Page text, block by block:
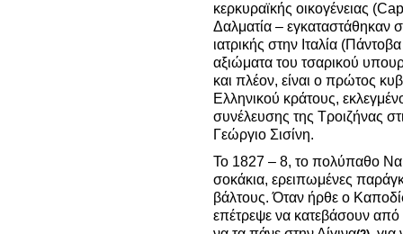
κερκυραϊκής οικογένειας
Δαλματία – εγκαταστάθηκαν
ιατρικής στην Ιταλία
αξιώματα του τσαρικού
και πλέον, είναι ο πρώτος
Ελληνικού κράτους,
συνέλευσης της Τροιζήνας
Γεώργιο Σισίνη.
Το 1827 – 8, το πολύπαθο
σοκάκια, ερειπωμένες
βάλτους. Όταν ήρθε ο
επέτρεψε να κατεβάσουν